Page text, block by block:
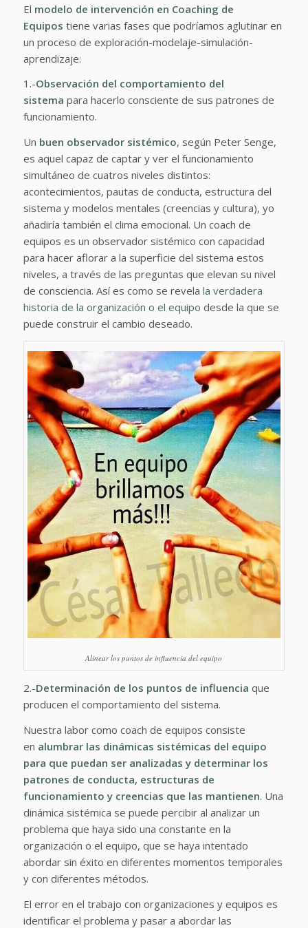
El modelo de intervención en Coaching de
Equipos tiene varias fases que podríamos aglutinar en
un proceso de exploración-modelaje-simulación-
aprendizaje:
1.-Observación del comportamiento del
sistema para hacerlo consciente de sus patrones de
funcionamiento.
Un buen observador sistémico, según Peter Senge,
es aquel capaz de captar y ver el funcionamiento
simultáneo de cuatros niveles distintos:
acontecimientos, pautas de conducta, estructura del
sistema y modelos mentales (creencias y cultura), yo
añadiría también el clima emocional. Un coach de
equipos es un observador sistémico con capacidad
para hacer aflorar a la superficie del sistema estos
niveles, a través de las preguntas que elevan su nivel
de consciencia. Así es como se revela la verdadera
historia de la organización o el equipo desde la que se
puede construir el cambio deseado.
Alinear los puntos de influencia del equipo
2.-Determinación de los puntos de influencia que
producen el comportamiento del sistema.
Nuestra labor como coach de equipos consiste
en alumbrar las dinámicas sistémicas del equipo
para que puedan ser analizadas y determinar los
patrones de conducta, estructuras de
funcionamiento y creencias que las mantienen. Una
dinámica sistémica se puede percibir al analizar un
problema que haya sido una constante en la
organización o el equipo, que se haya intentado
abordar sin éxito en diferentes momentos temporales
y con diferentes métodos.
El error en el trabajo con organizaciones y equipos es
identificar el problema y pasar a abordar las